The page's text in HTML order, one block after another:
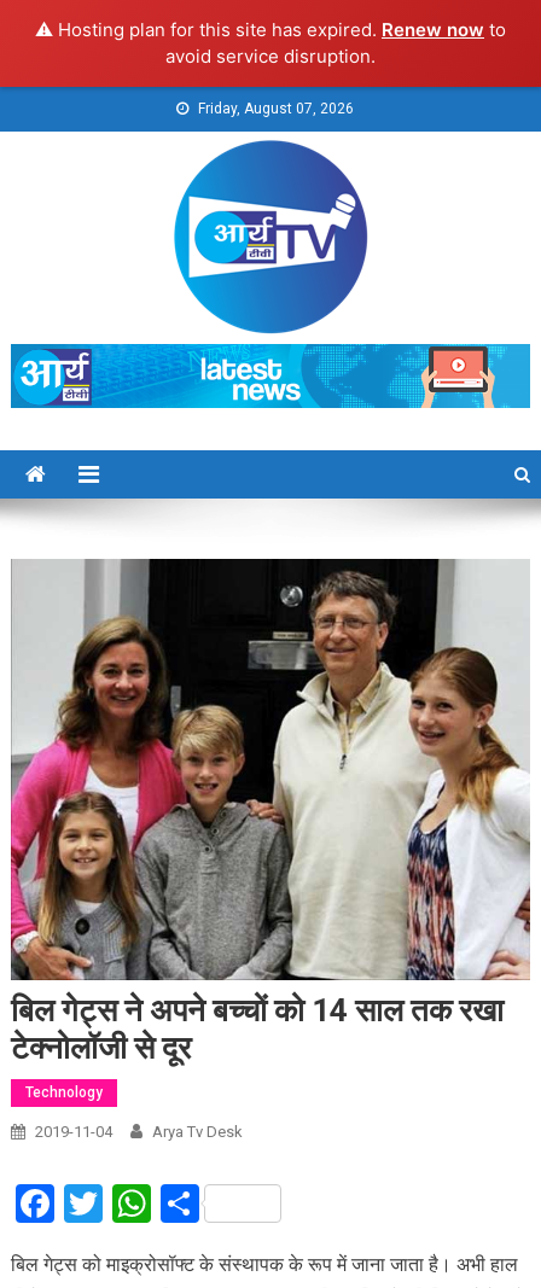
⚠️ Hosting plan for this site has expired. Renew now to
avoid service disruption.
to
Friday, August 07, 2026
Arya TV
बिल गेट्स ने अपने बच्चों को 14 साल तक रखा
टेक्नोलॉजी से दूर
Technology
2019-11-04 Arya Tv Desk
Facebook
Twitter
WhatsApp
Share
बिल गेट्स को माइक्रोसॉफ्ट के संस्थापक के रूप में जाना जाता है। अभी हाल